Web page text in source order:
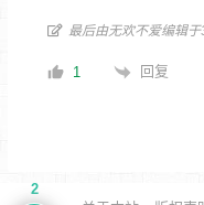
最后由无欢不爱编辑于
1 回复
2